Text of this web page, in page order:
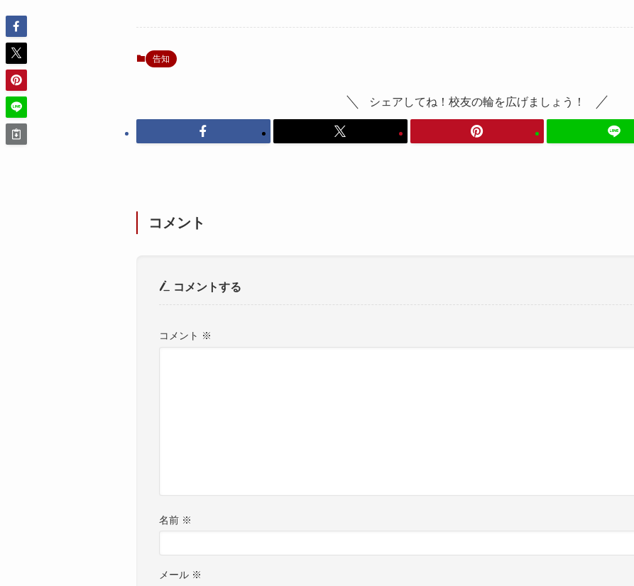
告知
シェアしてね！校友の輪を広げましょう！
コメント
コメントする
コメント ※
名前 ※
メール ※